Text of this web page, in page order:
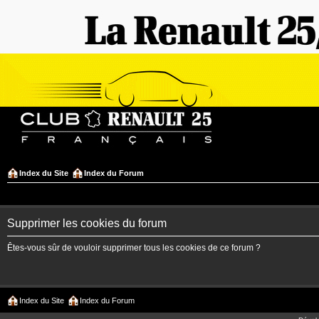
Index du Site Index du Forum
Supprimer les cookies du forum
Êtes-vous sûr de vouloir supprimer tous les cookies de ce forum ?
Index du Site Index du Forum